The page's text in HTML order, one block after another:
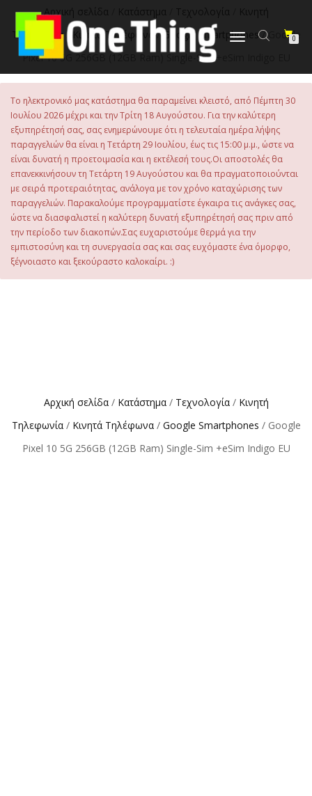
περιεχόμενο
Εναλλαγή
0
Αρχική σελίδα Κατάστημα Τεχνολογία
Κινητή
Τηλεφωνία/ Κινητά Τηλέφωνα / Google Smartphones/ Google
Pixel 10 5G 256GB (12GB Ram) Single-Sim +eSim Indigo EU
Το ηλεκτρονικό μας κατάστημα θα παραμείνει κλειστό, από Πέμπτη 30
Ιουλίου 2026 μέχρι και την Τρίτη 18 Αυγούστου. Για την καλύτερη
εξυπηρέτησή σας, σας ενημερώνουμε ότι η τελευταία ημέρα λήψης
παραγγελιών θα είναι η Τετάρτη 29 Ιουλίου, έως τις 15:00 μ.μ., ώστε να
είναι δυνατή η προετοιμασία και η εκτέλεσή τους.Οι αποστολές θα
επανεκκινήσουν τη Τετάρτη 19 Αυγούστου και θα πραγματοποιούνται
με σειρά προτεραιότητας, ανάλογα με τον χρόνο καταχώρισης των
παραγγελιών. Παρακαλούμε προγραμματίστε έγκαιρα τις ανάγκες σας,
ώστε να διασφαλιστεί η καλύτερη δυνατή εξυπηρέτησή σας πριν από
την περίοδο των διακοπών.Σας ευχαριστούμε θερμά για την
εμπιστοσύνη και τη συνεργασία σας και σας ευχόμαστε ένα όμορφο,
ξέγνοιαστο και ξεκούραστο καλοκαίρι. :)
Αρχική σελίδα/ Κατάστημα/ Τεχνολογία/ Κινητή
Τηλεφωνία/ Κινητά Τηλέφωνα/ Google Smartphones / Google
Pixel 10 5G 256GB (12GB Ram) Single-Sim +eSim Indigo EU